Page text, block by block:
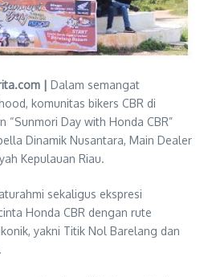
| Dalam semangat
komunitas bikers CBR di
Day with Honda CBR”
Dinamik Nusantara, Main Dealer
Kepulauan Riau.
sekaligus ekspresi
Honda CBR dengan rute
yakni Titik Nol Barelang dan